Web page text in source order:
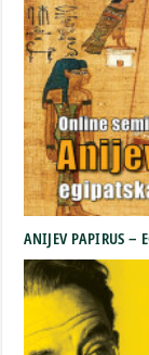
ANIJEV PAPIRUS –